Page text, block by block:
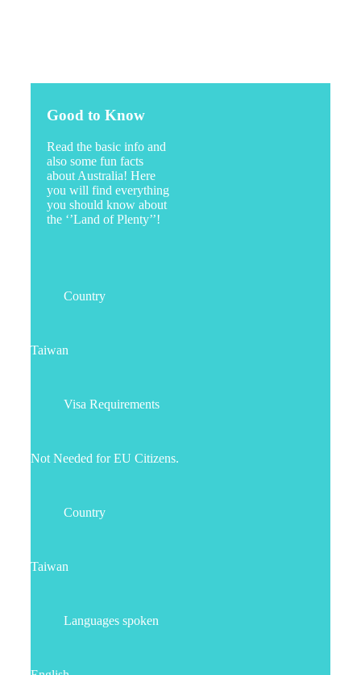
Good to Know
Read the basic info and
also some fun facts
about Australia! Here
you will find everything
you should know about
the ‘’Land of Plenty’’!
Country
Taiwan
Visa Requirements
Not Needed for EU Citizens.
Country
Taiwan
Languages spoken